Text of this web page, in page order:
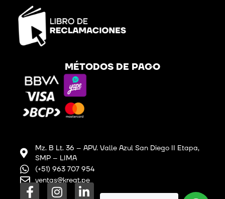
MÉTODOS DE PAGO
Mz. B Lt. 36 – APV. Valle Azul San Diego II Etapa,
SMP – LIMA
(+51) 963 707 954
ventas@kreat.pe
F I L